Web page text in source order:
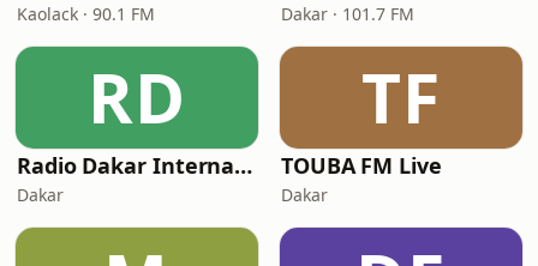
Kaolack · 90.1 FM Dakar · 101.7 FM
RD
Radio Dakar Internationale
Dakar
TF
TOUBA FM Live
Dakar